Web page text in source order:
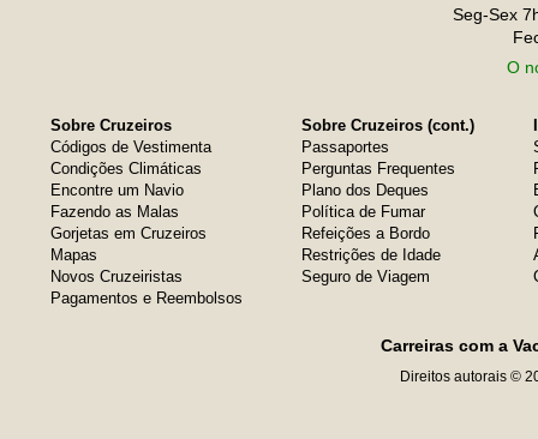
Seg-Sex
O
Sobre Cruzeiros
Códigos de Vestimenta
Condições Climáticas
Encontre um Navio
Fazendo as Malas
Gorjetas em Cruzeiros
Mapas
Novos Cruzeiristas
Pagamentos e Reembolsos
Sobre Cruzeiros (cont.)
Passaportes
Perguntas Frequentes
Plano dos Deques
Política de Fumar
Refeições a Bordo
Restrições de Idade
Seguro de Viagem
Carreiras com a
Direitos autorais ©